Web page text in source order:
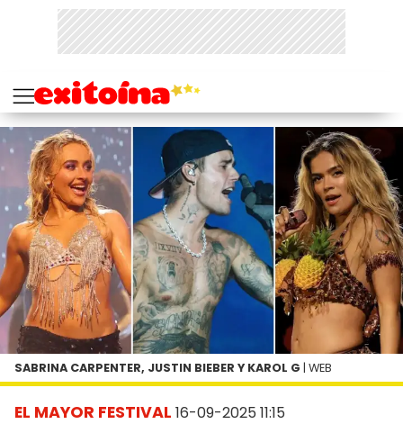
EL MAYOR FESTIVAL 16-09-2025 11:15
SABRINA CARPENTER, JUSTIN BIEBER Y KAROL G | WEB